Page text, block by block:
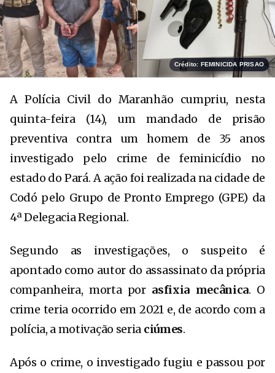
Crédito: FEMINICIDA PRISAO
A Polícia Civil do Maranhão cumpriu, nesta
quinta-feira (14), um mandado de prisão
preventiva contra um homem de 35 anos
investigado pelo crime de feminicídio no
estado do Pará. A ação foi realizada na cidade de
Codó pelo Grupo de Pronto Emprego (GPE) da
4ª Delegacia Regional.
Segundo as investigações, o suspeito é
apontado como autor do assassinato da própria
companheira, morta por asfixia mecânica. O
crime teria ocorrido em 2021 e, de acordo com a
polícia, a motivação seria ciúmes.
Após o crime, o investigado fugiu e passou por